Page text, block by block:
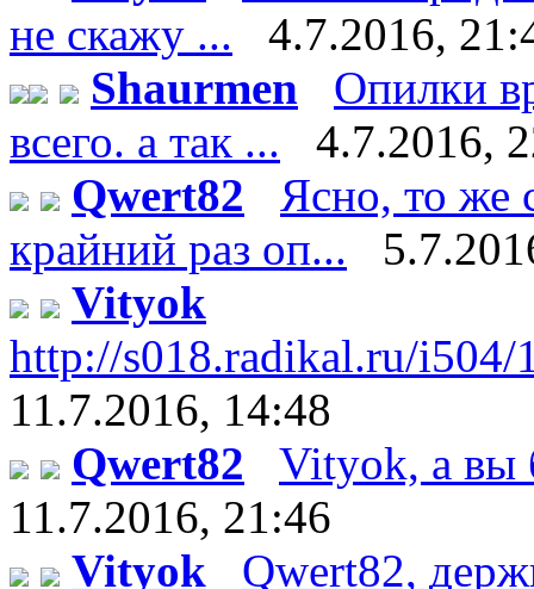
не скажу ...
4.7.2016,
Shaurmen
Опилки
всего. а так ...
4.7.2016,
Qwert82
Ясно, то же
крайний раз оп...
Vityok
http://s018.radikal.ru/i504/
11.7.2016, 14:48
Qwert82
Vityok, а вы
11.7.2016, 21:46
Vityok
Qwert82,